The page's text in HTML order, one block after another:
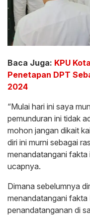
Baca Juga: KPU
Penetapan DPT
2024
“Mulai hari ini saya
pemunduran ini tidak
mohon jangan dikait
diri ini murni sebagai
menandatangani
ucapnya.
Dimana sebelumnya
menandatangani
penandatanganan di